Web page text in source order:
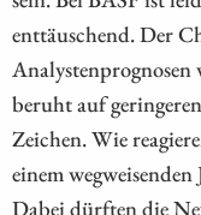
enttäuschend. Der
Analystenprognosen
beruht auf
Zeichen. Wie
einem
Dabei dürften die